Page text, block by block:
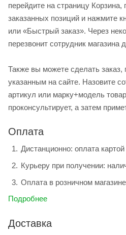
перейдите на страницу Корзина,
заказанных позиций и нажмите
или «Быстрый заказ». Через
перезвонит сотрудник магазина
Также вы можете сделать заказ,
указанным на сайте. Назовите
артикул или марку+модель
проконсультирует, а затем
Оплата
Дистанционно: оплата
Курьеру при получении:
Оплата в розничном магазине
Подробнее
Доставка